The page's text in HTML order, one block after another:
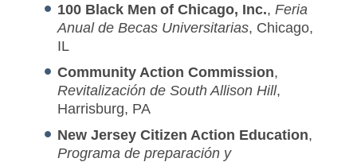
100 Black Men of Chicago, Inc., Feria
Anual de Becas Universitarias, Chicago,
IL
Community Action Commission,
Revitalización de South Allison Hill,
Harrisburg, PA
New Jersey Citizen Action Education,
Programa de preparación y